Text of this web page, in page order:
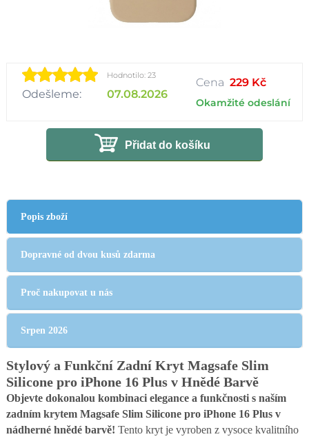
Hodnotilo: 23
Odešleme: 07.08.2026
Cena 229 Kč
Okamžité odeslání
Přidat do košíku
Popis zboží
Dopravné od dvou kusů zdarma
Proč nakupovat u nás
Srpen 2026
Stylový a Funkční Zadní Kryt Magsafe Slim
Silicone pro iPhone 16 Plus v Hnědé Barvě
Objevte dokonalou kombinaci elegance a funkčnosti s naším
zadním krytem Magsafe Slim Silicone pro iPhone 16 Plus v
nádherné hnědé barvě! Tento kryt je vyroben z vysoce kvalitního